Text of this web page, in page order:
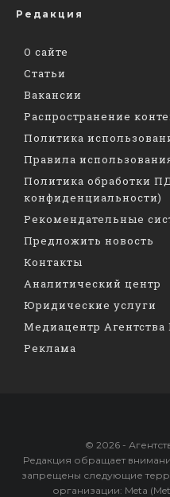
Редакция
О сайте
Статьи
Вакансии
Распространение
Политика
Правила
Политика обработки
конфиденциальности)
Рекомендательные
Предложить новость
Контакты
Аналитический центр
Юридические услуги
Медиацентр Агентства
Реклама
© 2026 -
Редакция обращает
запрещены следующие
организации: Meta